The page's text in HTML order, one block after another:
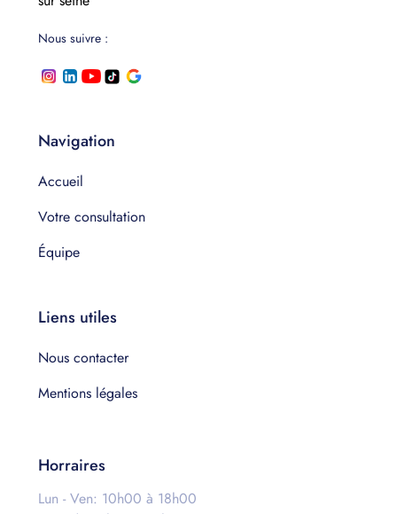
Nous suivre :
Navigation
Accueil
Votre consultation
Équipe
Liens utiles
Nous contacter
Mentions légales
Horraires
Lun - Ven: 10h00 à 18h00